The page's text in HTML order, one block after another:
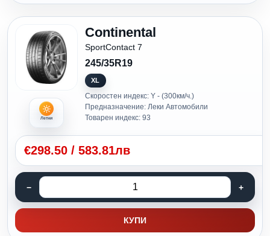
Летни
Continental
SportContact 7
245/35R19
XL
Скоростен индекс: Y - (300км/ч.)
Предназначение: Леки Автомобили
Товарен индекс: 93
€298.50 / 583.81лв
КУПИ